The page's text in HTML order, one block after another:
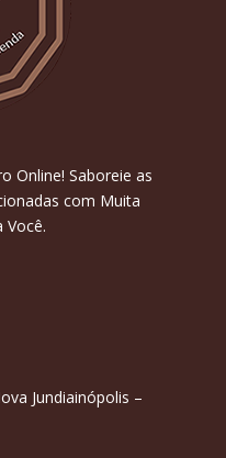
Online! Saboreie as
com Muita
Você.
Jundiainópolis –